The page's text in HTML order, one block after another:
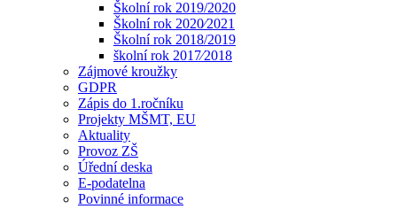
Školní rok 2019/2020
Školní rok 2020⁄2021
Školní rok 2018/2019
školní rok 2017⁄2018
Zájmové kroužky
GDPR
Zápis do 1.ročníku
Projekty MŠMT, EU
Aktuality
Provoz ZŠ
Úřední deska
E-podatelna
Povinné informace